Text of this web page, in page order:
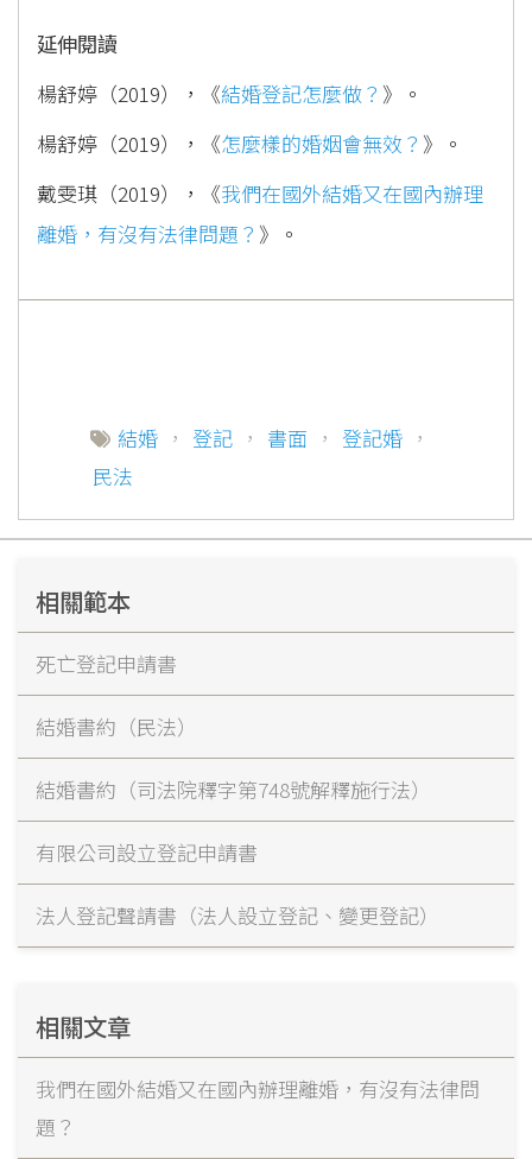
延伸閱讀
楊舒婷（2019），《結婚登記怎麼做？ 》。
楊舒婷（2019），《怎麼樣的婚姻會無效？ 》。
戴雯琪（2019），《我們在國外結婚又在國內辦理
離婚，有沒有法律問題？ 》。
結婚 ， 登記 ， 書面 ， 登記婚 ，
民法
相關範本
死亡登記申請書
結婚書約（民法）
結婚書約（司法院釋字第748號解釋施行法）
有限公司設立登記申請書
法人登記聲請書（法人設立登記、變更登記）
相關文章
我們在國外結婚又在國內辦理離婚，有沒有法律問
題？